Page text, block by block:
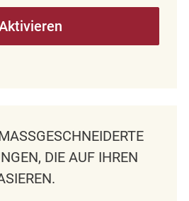
J
DIE AUF IHREN I